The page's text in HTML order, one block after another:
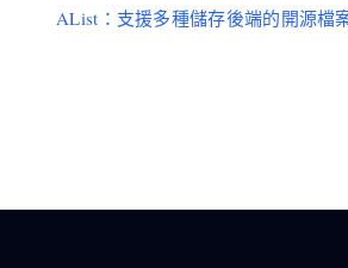
AList：支援多種儲存後端的開源檔